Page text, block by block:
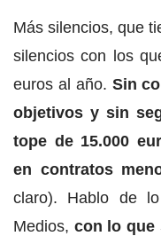
Más silencios, que
silencios con los
euros al año. Sin
objetivos y sin
tope de 15.000
en contratos
claro). Hablo de
Medios, con lo que